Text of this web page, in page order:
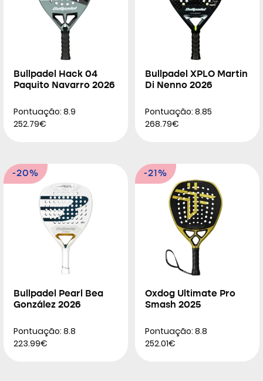
Bullpadel Hack 04
Paquito Navarro 2026
Pontuação: 8.9
252.79€
Bullpadel XPLO Martin
Di Nenno 2026
Pontuação: 8.85
268.79€
-20%
Bullpadel Pearl Bea
González 2026
Pontuação: 8.8
223.99€
-21%
Oxdog Ultimate Pro
Smash 2025
Pontuação: 8.8
252.01€